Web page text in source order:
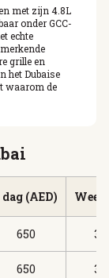
met zijn 4.8L
onder GCC-
echte
grille en
het Dubaise
waarom de
dag (AED) Week
650
650